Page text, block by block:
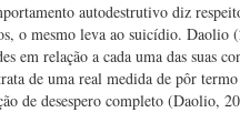
autodestrutivo diz
o mesmo leva ao suicídio.
em relação a cada uma das suas
de uma real medida de pôr
de desespero completo (Daolio,